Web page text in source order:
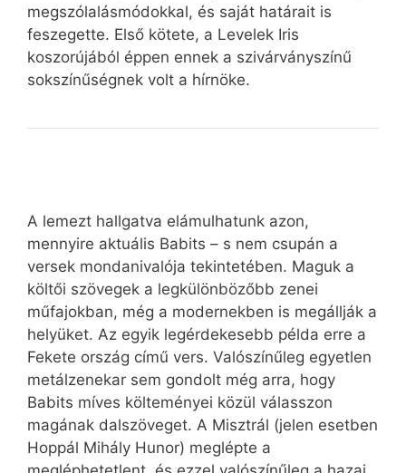
megszólalásmódokkal, és saját határait is
feszegette. Első kötete, a Levelek Iris
koszorújából éppen ennek a szivárványszínű
sokszínűségnek volt a hírnöke.
A lemezt hallgatva elámulhatunk azon,
mennyire aktuális Babits – s nem csupán a
versek mondanivalója tekintetében. Maguk a
költői szövegek a legkülönbözőbb zenei
műfajokban, még a modernekben is megállják a
helyüket. Az egyik legérdekesebb példa erre a
Fekete ország című vers. Valószínűleg egyetlen
metálzenekar sem gondolt még arra, hogy
Babits míves költeményei közül válasszon
magának dalszöveget. A Misztrál (jelen esetben
Hoppál Mihály Hunor) meglépte a